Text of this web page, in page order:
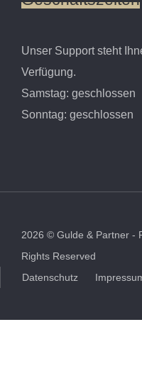
Unser Support steht
Verfügung.
Samstag: geschlossen
Sonntag: geschlossen
2026 © Gulde & Partner -
Rights Reserved
Datenschutz